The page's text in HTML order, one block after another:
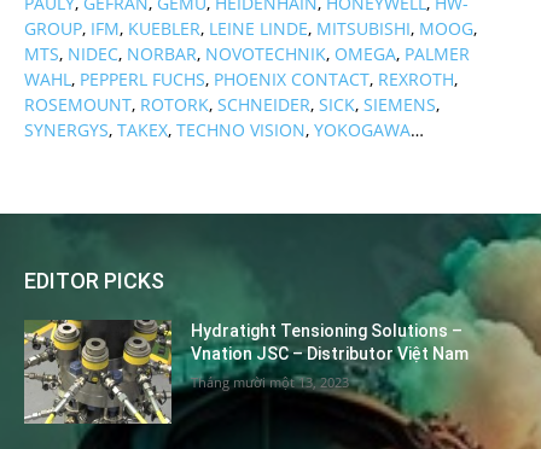
GROUP, IFM, KUEBLER, LEINE LINDE, MITSUBISHI, MOOG,
MTS, NIDEC, NORBAR, NOVOTECHNIK, OMEGA, PALMER
WAHL, PEPPERL FUCHS, PHOENIX CONTACT, REXROTH,
ROSEMOUNT, ROTORK, SCHNEIDER, SICK, SIEMENS,
SYNERGYS, TAKEX, TECHNO VISION, YOKOGAWA…
EDITOR PICKS
Hydratight Tensioning Solutions –
Vnation JSC – Distributor Việt Nam
Tháng mười một 13, 2023